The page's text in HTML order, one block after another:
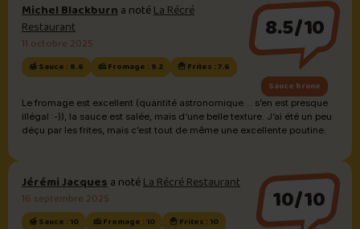
Michel Blackburna notéLa Récré
Restaurant
11 octobre 2025
🍯 Sauce : 8.6 🧀 Fromage : 9.2 🍟 Frites : 7.6
8.5/10
Sauce brune
Le fromage est excellent (quantité astronomique… s’en est presque
illégal :-)), la sauce est salée, mais d’une belle texture. J’ai été un peu
déçu par les frites, mais c’est tout de même une excellente poutine.
Jérémi Jacquesa notéLa Récré Restaurant
16 septembre 2025
🍯 Sauce : 10 🧀 Fromage : 10 🍟 Frites : 10
10/10